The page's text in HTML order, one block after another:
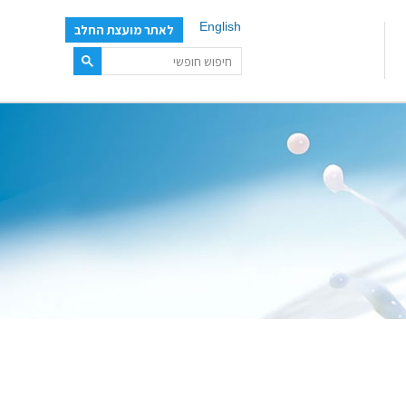
English לאתר מועצת החלב